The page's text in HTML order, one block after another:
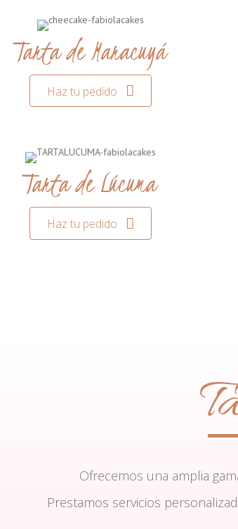
Tarta de Maracuyá
Haz tu pedido
Tarta de Lúcuma
Haz tu pedido
Ofrecemos una amplia
Prestamos servicios